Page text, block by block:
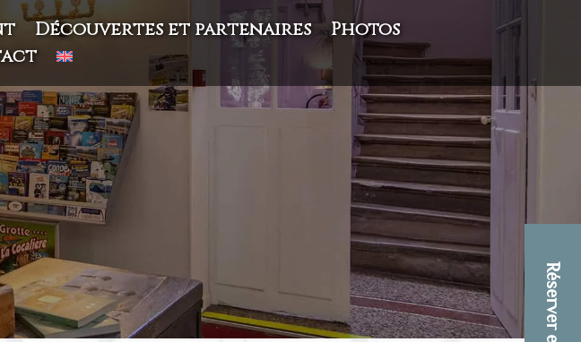
Découvertes et partenaires
Photos